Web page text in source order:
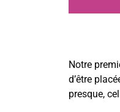
Notre
d’être
presque,